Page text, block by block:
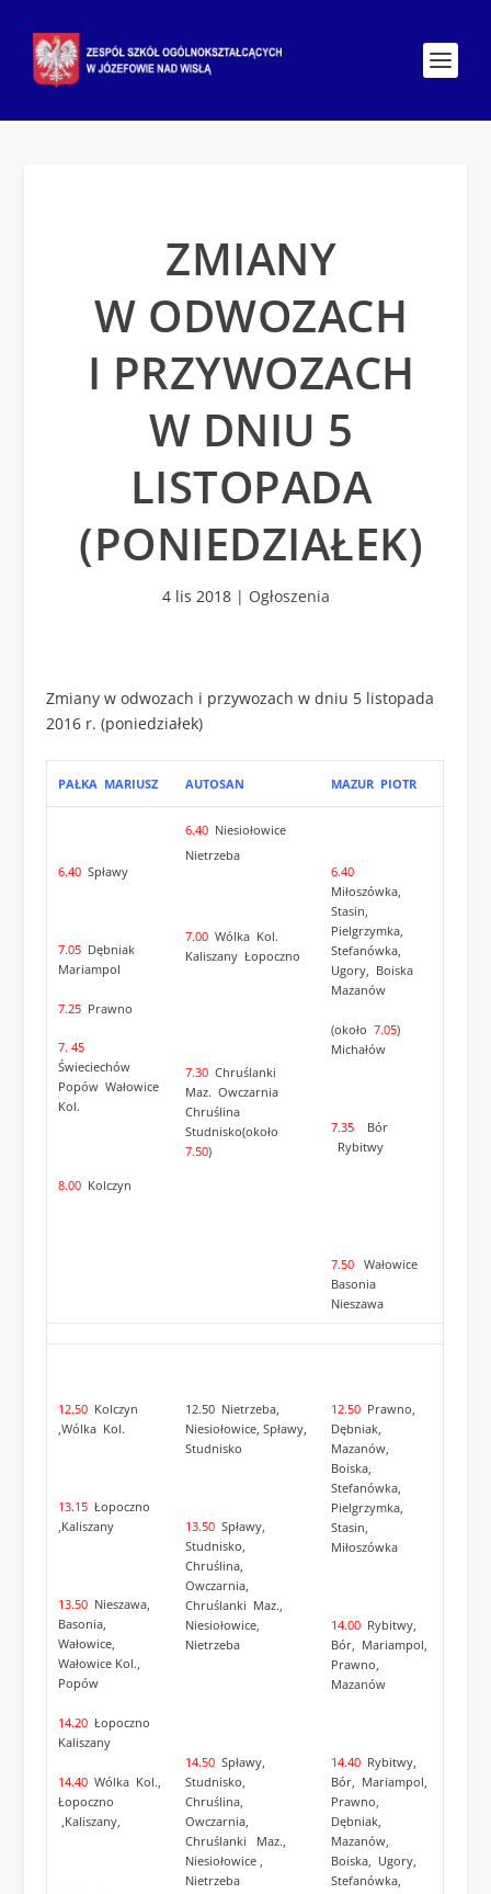
ZMIANY
W ODWOZACH
I PRZYWOZACH
W DNIU 5
LISTOPADA
(PONIEDZIAŁEK)
4 lis 2018| Ogłoszenia
Zmiany w odwozach i przywozach w dniu 5 listopada
2016 r. (poniedziałek)
PAŁKA MARIUSZ AUTOSAN MAZUR PIOTR
6.40Spławy
7.05Dębniak
Mariampol
7.25Prawno
7. 45
Świeciechów
Popów Wałowice
Kol.
8.00Kolczyn
6.40Niesiołowice
Nietrzeba
7.00Wólka Kol.
Kaliszany Łopoczno
7.30Chruślanki
Maz. Owczarnia
Chruślina
Studnisko(około
7.50)
6.40
Miłoszówka,
Stasin,
Pielgrzymka,
Stefanówka,
Ugory, Boiska
Mazanów
(około 7.05)
Michałów
7.35Bór
Rybitwy
7.50Wałowice
Basonia
Nieszawa
12.50Kolczyn
,Wólka Kol.
13.15Łopoczno
,Kaliszany
13.50Nieszawa,
Basonia,
Wałowice,
Wałowice Kol.,
Popów
14.20Łopoczno
Kaliszany
14.40Wólka Kol.,
Łopoczno
,Kaliszany,
12.50 Nietrzeba,
Niesiołowice, Spławy,
Studnisko
13.50Spławy,
Studnisko,
Chruślina,
Owczarnia,
Chruślanki Maz.,
Niesiołowice,
Nietrzeba
14.50Spławy,
Studnisko,
Chruślina,
Owczarnia,
Chruślanki Maz.,
Niesiołowice ,
Nietrzeba
12.50Prawno,
Dębniak,
Mazanów,
Boiska,
Stefanówka,
Pielgrzymka,
Stasin,
Miłoszówka
14.00Rybitwy,
Bór, Mariampol,
Prawno,
Mazanów
14.40Rybitwy,
Bór, Mariampol,
Prawno,
Dębniak,
Mazanów,
Boiska, Ugory,
Stefanówka,